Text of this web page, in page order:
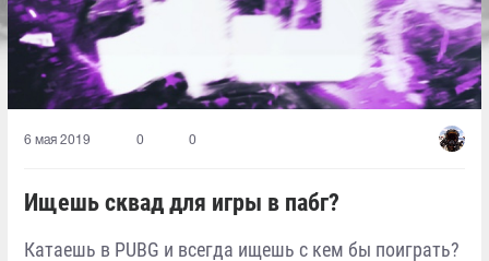
6 мая 2019 0 0
Ищешь сквад для игры в пабг?
Катаешь в PUBG и всегда ищешь с кем бы поиграть?